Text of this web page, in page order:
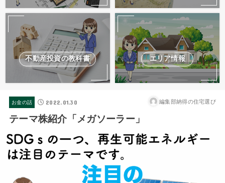
不動産投資の教科書 エリア情報
お金の話 2022.01.30 編集部納得の住宅選び
テーマ株紹介「メガソーラー」